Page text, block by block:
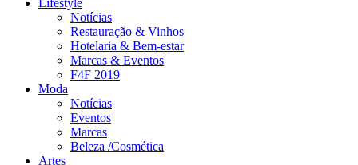
Notícias
Restauração & Vinhos
Hotelaria & Bem-estar
Marcas & Eventos
F4F 2019
Moda
Notícias
Eventos
Marcas
Beleza /Cosmética
Artes